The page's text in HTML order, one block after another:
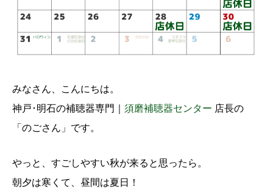
みなさん、こんにちは。
神戸･明石の補聴器専門｜ 須磨補聴器センター 店長の
「のごさん」です。
やっと、すごしやすい秋が来ると思ったら。
朝夕は寒くて、昼間は夏日！